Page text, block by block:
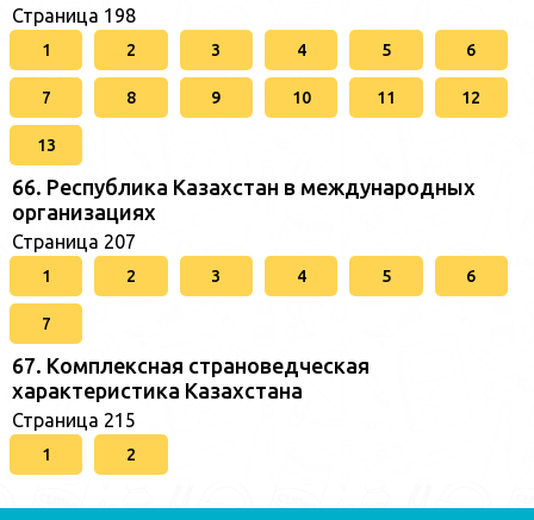
Страница 198
1 2 3 4 5 6
7 8 9 10 11 12
13
66. Республика Казахстан в международных
организациях
Страница 207
1 2 3 4 5 6
7
67. Комплексная страноведческая
характеристика Казахстана
Страница 215
1 2